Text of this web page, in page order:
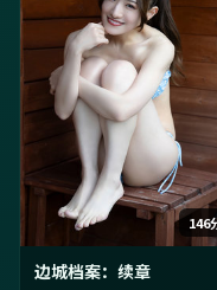
146
边城档案：续章